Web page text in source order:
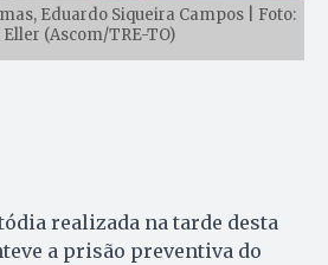
Eduardo Siqueira Campos | Foto:
Eller (Ascom/TRE-TO)
realizada na tarde desta
a prisão preventiva do